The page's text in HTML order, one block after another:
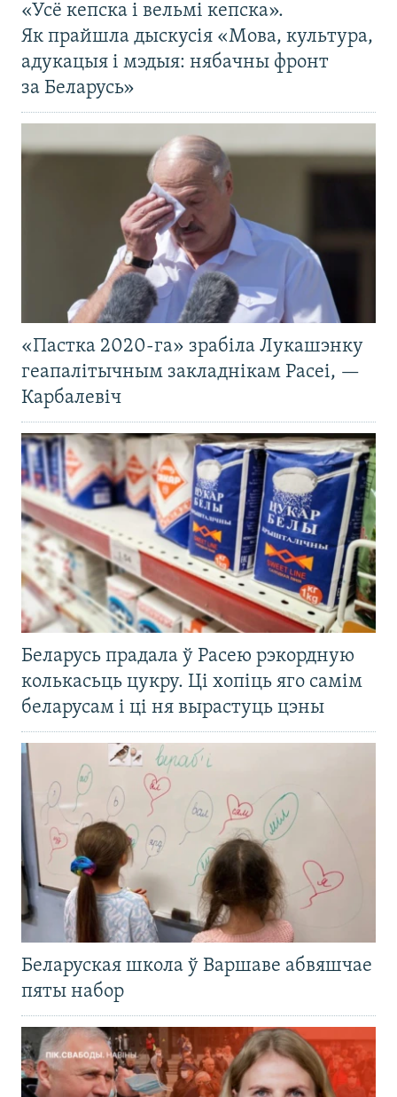
«Усё кепска і вельмі кепска».
Як прайшла дыскусія «Мова, культура,
адукацыя і мэдыя: нябачны фронт
за Беларусь»
«Пастка 2020-га» зрабіла Лукашэнку
геапалітычным закладнікам Расеі, —
Карбалевіч
Беларусь прадала ў Расею рэкордную
колькасьць цукру. Ці хопіць яго самім
беларусам і ці ня вырастуць цэны
Беларуская школа ў Варшаве абвяшчае
пяты набор